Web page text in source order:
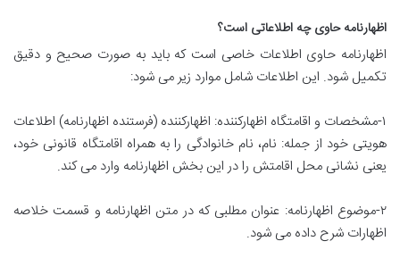
اظهارنامه حاوی چه اطلاعاتی است؟
اظهارنامه حاوی اطلاعات خاصی است که باید به صورت صحیح و دقیق
تکمیل شود. این اطلاعات شامل موارد زیر می شود:
۱-مشخصات و اقامتگاه اظهارکننده: اظهارکننده (فرستنده اظهارنامه) اطلاعات
هویتی خود از جمله: نام، نام خانوادگی را به همراه اقامتگاه قانونی خود،
یعنی نشانی محل اقامتش را در این بخش اظهارنامه وارد می کند.
۲-موضوع اظهارنامه: عنوان مطلبی که در متن اظهارنامه و قسمت خلاصه
اظهارات شرح داده می شود.